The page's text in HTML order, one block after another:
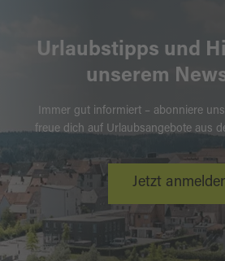
Urlaubstipps und
unserem
Immer gut informiert – abonniere
freue dich auf Urlaubsangebote aus
Jetzt